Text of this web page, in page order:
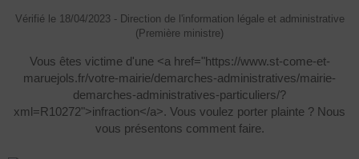
Vérifié le 18/04/2023 - Direction de l'information légale et administrative
(Première ministre)
Vous êtes victime d'une <a href="https://www.st-come-et-
maruejols.fr/votre-mairie/demarches-administratives/mairie-
demarches-administratives-particuliers/?
xml=R10272">infraction</a>. Vous voulez porter plainte ? Nous
vous présentons comment faire.